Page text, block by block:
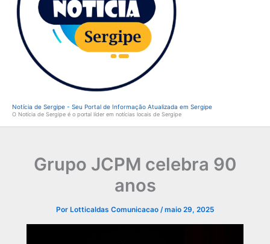
Notícia de Sergipe - Seu Portal de Informação Atualizada em Sergipe
O Notícia de Sergipe é o portal líder em notícias locais de Sergipe
Grupo JCPM celebra 90
anos
Por Lotticaldas Comunicacao /maio 29, 2025